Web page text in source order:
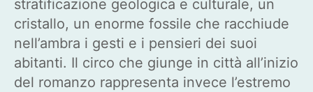
stratificazione geologica e culturale, un
cristallo, un enorme fossile che racchiude
nell’ambra i gesti e i pensieri dei suoi
abitanti. Il circo che giunge in città all’inizio
del romanzo rappresenta invece l’estremo